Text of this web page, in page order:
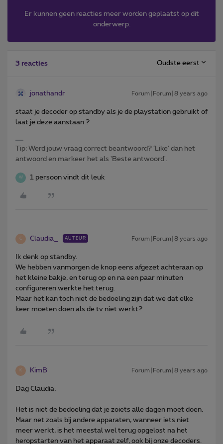
Er kunnen geen reacties meer worden geplaatst op dit
onderwerp.
3 reacties Oudste eerst
jonathandr Forum|Forum|8 years ago
staat je decoder op standby als je de playstation gebruikt of
laat je deze aanstaan ?
Tip: Werd jouw vraag correct beantwoord? ‘Like’ dan het
antwoord en markeer het als 'Beste antwoord'.
W 1 persoon vindt dit leuk
C Claudia_ AUTEUR Forum|Forum|8 years ago
Ik denk op standby.
We hebben vanmorgen de knop eens afgezet achteraan op
het kleine bakje, en terug op en na een paar minuten
configureren werkte het terug.
Maar het kan toch niet de bedoeling zijn dat we dat elke
keer moeten doen als de tv niet werkt?
K KimB Forum|Forum|8 years ago
Dag Claudia,
Het is niet de bedoeling dat je zoiets alle dagen moet doen.
Maar net zoals bij andere apparaten, wanneer iets niet
meer werkt, is het meestal wel terug opgelost na het
heropstarten van het apparaat zelf, ook bij onze decoders.